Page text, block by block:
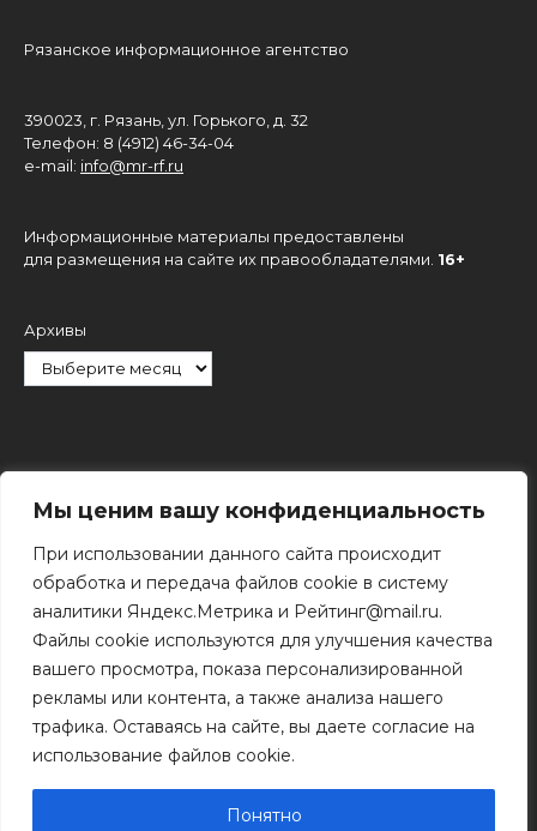
Мы ценим вашу конфиденциальность
При использовании данного сайта происходит
обработка и передача файлов cookie в систему
аналитики Яндекс.Метрика и Рейтинг@mail.ru.
Файлы cookie используются для улучшения качества
вашего просмотра, показа персонализированной
рекламы или контента, а также анализа нашего
трафика. Оставаясь на сайте, вы даете согласие на
использование файлов cookie.
Понятно
Рязанское информационное агентство
390023, г. Рязань, ул. Горького, д. 32
Телефон: 8 (4912) 46-34-04
e-mail: info@mr-rf.ru
Информационные материалы предоставлены
для размещения на сайте их правообладателями. 16+
Архивы
Поиск
разрешения правообладателя.